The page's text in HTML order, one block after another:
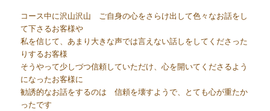
コース中に沢山沢山 ご自身の心をさらけ出して色々なお話をし
て下さるお客様や
私を信じて、あまり大きな声では言えない話しをしてくださった
りするお客様
そうやって少しづつ信頼していただけ、心を開いてくださるよう
になったお客様に
勧誘的なお話をするのは 信頼を壊すようで、とても心が重たか
ったです